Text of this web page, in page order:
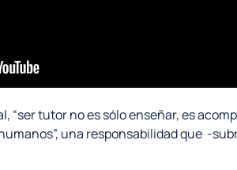
“ser tutor no es sólo enseñar, es
una responsabilidad que -